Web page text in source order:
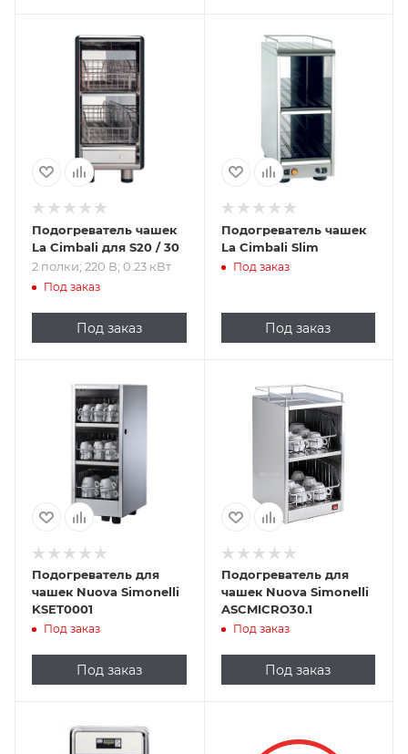
Подпись к товару
2 полки; 220 В;
0.23 кВт
Подогреватель чашек
La Cimbali для S20 / 30
2 полки; 220 В; 0.23 кВт
Под заказ
Под заказ
Подогреватель чашек
La Cimbali Slim
Под заказ
Под заказ
Подогреватель для
чашек Nuova Simonelli
KSET0001
Под заказ
Под заказ
Подогреватель для
чашек Nuova Simonelli
ASCMICRO30.1
Под заказ
Под заказ
Подпись к товару
от 50 до 90 °C; 220